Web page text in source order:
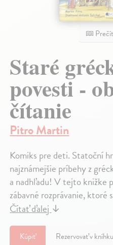
Staré
povesti -
čítanie
Pitro Martin
Komiks pre deti. Statoční
najznámejšie príbehy z
a nadhľadu! V tejto knižke
zábavné rozprávanie, ktoré
Čítať ďalej↓
Kúpiť Rezervovať v